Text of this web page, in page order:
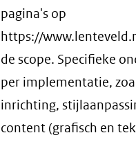
pagina's op
https://
de scope. Specifieke
per implementatie,
inrichting,
content (grafisch en